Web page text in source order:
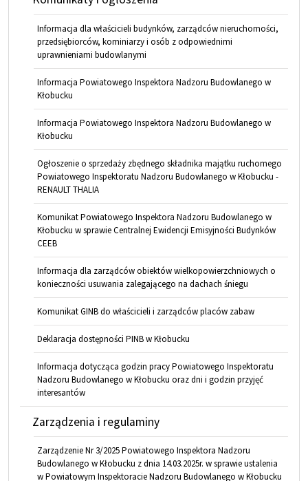
Informacja dla właścicieli budynków, zarządców nieruchomości,
przedsiębiorców, kominiarzy i osób z odpowiednimi
uprawnieniami budowlanymi
Informacja Powiatowego Inspektora Nadzoru Budowlanego w
Kłobucku
Informacja Powiatowego Inspektora Nadzoru Budowlanego w
Kłobucku
Ogłoszenie o sprzedaży zbędnego składnika majątku ruchomego
Powiatowego Inspektoratu Nadzoru Budowlanego w Kłobucku -
RENAULT THALIA
Komunikat Powiatowego Inspektora Nadzoru Budowlanego w
Kłobucku w sprawie Centralnej Ewidencji Emisyjności Budynków
CEEB
Informacja dla zarządców obiektów wielkopowierzchniowych o
konieczności usuwania zalegającego na dachach śniegu
Komunikat GINB do właścicieli i zarządców placów zabaw
Deklaracja dostępności PINB w Kłobucku
Informacja dotycząca godzin pracy Powiatowego Inspektoratu
Nadzoru Budowlanego w Kłobucku oraz dni i godzin przyjęć
interesantów
Zarządzenia i regulaminy
Zarządzenie Nr 3/2025 Powiatowego Inspektora Nadzoru
Budowlanego w Kłobucku z dnia 14.03.2025r. w sprawie ustalenia
w Powiatowym Inspektoracie Nadzoru Budowlanego w Kłobucku